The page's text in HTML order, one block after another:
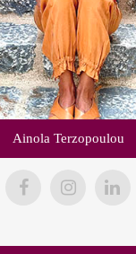
Ainola Terzopoulou